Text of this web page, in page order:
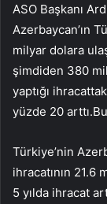
ASO Başkanı
Azerbaycan’ın
milyar dolara
şimdiden 380
yaptığı
yüzde 20
Türkiye’nin
ihracatının 21.6
5 yılda ihracat